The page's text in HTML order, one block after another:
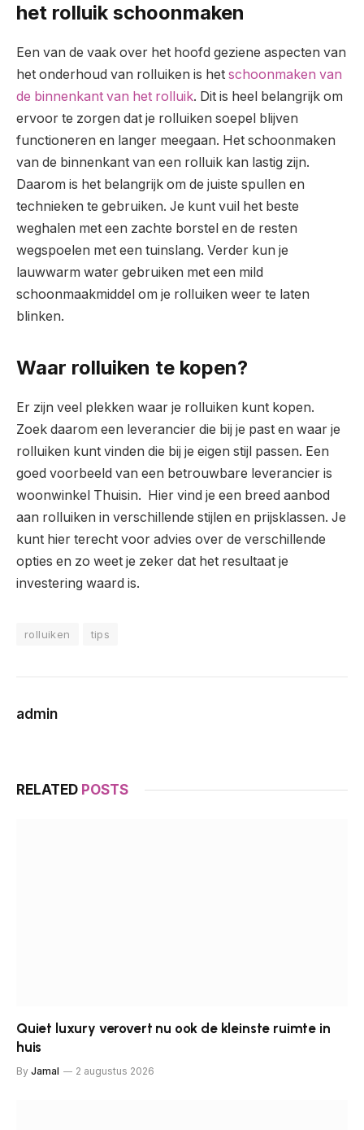
het rolluik schoonmaken
Een van de vaak over het hoofd geziene aspecten van
het onderhoud van rolluiken is het schoonmaken van
de binnenkant van het rolluik. Dit is heel belangrijk om
ervoor te zorgen dat je rolluiken soepel blijven
functioneren en langer meegaan. Het schoonmaken
van de binnenkant van een rolluik kan lastig zijn.
Daarom is het belangrijk om de juiste spullen en
technieken te gebruiken. Je kunt vuil het beste
weghalen met een zachte borstel en de resten
wegspoelen met een tuinslang. Verder kun je
lauwwarm water gebruiken met een mild
schoonmaakmiddel om je rolluiken weer te laten
blinken.
Waar rolluiken te kopen?
Er zijn veel plekken waar je rolluiken kunt kopen.
Zoek daarom een leverancier die bij je past en waar je
rolluiken kunt vinden die bij je eigen stijl passen. Een
goed voorbeeld van een betrouwbare leverancier is
woonwinkel Thuisin. Hier vind je een breed aanbod
aan rolluiken in verschillende stijlen en prijsklassen. Je
kunt hier terecht voor advies over de verschillende
opties en zo weet je zeker dat het resultaat je
investering waard is.
rolluiken tips
admin
RELATED POSTS
Quiet luxury verovert nu ook de kleinste ruimte in
huis
By Jamal 2 augustus 2026